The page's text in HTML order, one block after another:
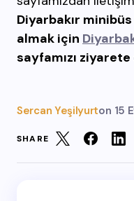
Diyarbakır
almak için
sayfamızı
Sercan Yeşilyurton 15
SHARE